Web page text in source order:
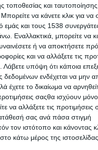
τοποθεσίας και
να κάνετε κλικ για να
εμάς και τους 1538
Εναλλακτικά, μπορείτε να
ή να αποκτήσετε
και να αλλάξετε τις
Λάβετε υπόψη ότι κάποια
ενδέχεται να μην
έχετε το δικαίωμα να
σαςθα ισχύουν
να αλλάξετε τις προτιμήσεις
σας ανά πάσα στιγμή
τον ιστότοπο και κάνοντας
κάτω μέρος της
Πράγματι αυτός ο
από το 16ο αι. την
της Μαχαιράς
μείωση. Ο Ληκ
και εντυπωσιάστηκε
Αυτός ο οικισμός
στον 5ο μ.Χ. αι.
ευρήματα και τα
της Μαχαιράς
Στην περιοχή βρέθηκαν
Παλιάμπελα,